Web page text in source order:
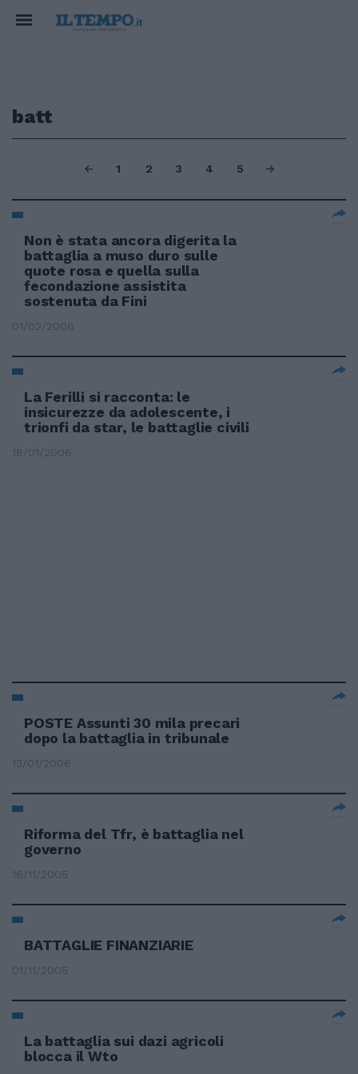
batt
1 2 3 4 5
Non è stata ancora digerita la
battaglia a muso duro sulle
quote rosa e quella sulla
fecondazione assistita
sostenuta da Fini
01/02/2006
La Ferilli si racconta: le
insicurezze da adolescente, i
trionfi da star, le battaglie civili
18/01/2006
POSTE Assunti 30 mila precari
dopo la battaglia in tribunale
13/01/2006
Riforma del Tfr, è battaglia nel
governo
16/11/2005
BATTAGLIE FINANZIARIE
01/11/2005
La battaglia sui dazi agricoli
blocca il Wto